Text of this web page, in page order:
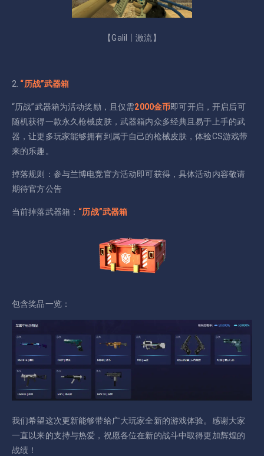
【Galil丨激流】
2. “历战”武器箱
“历战”武器箱为活动奖励，且仅需2000金币即可开启，开启后可
随机获得一款永久枪械皮肤，武器箱内众多经典且易于上手的武
器，让更多玩家能够拥有到属于自己的枪械皮肤，体验CS游戏带
来的乐趣。
掉落规则：参与兰博电竞官方活动即可获得，具体活动内容敬请
期待官方公告
当前掉落武器箱： “历战”武器箱
包含奖品一览：
我们希望这次更新能够带给广大玩家全新的游戏体验。感谢大家
一直以来的支持与热爱，祝愿各位在新的战斗中取得更加辉煌的
战绩！